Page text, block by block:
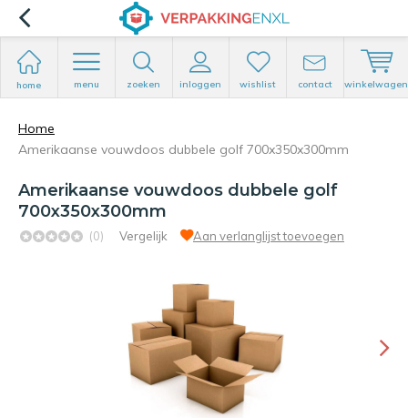
home menu zoeken inloggen wishlist contact winkelwagen
Home
Amerikaanse vouwdoos dubbele golf 700x350x300mm
Amerikaanse vouwdoos dubbele golf
700x350x300mm
(0) Vergelijk Aan verlanglijst toevoegen